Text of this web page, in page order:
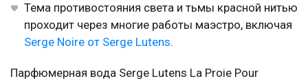
Тема противостояния света и тьмы красной нитью
проходит через многие работы маэстро, включая
Serge Noire от Serge Lutens.
Парфюмерная вода Serge Lutens La Proie Pour